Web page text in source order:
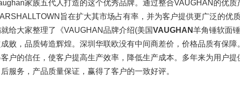
家族五代人打造的这个优秀品牌。通过整合VAUGHAN的优质
旨在扩大其市场占有率，并为客户提供更广泛的优
给大家整理了《VAUGHAN品牌介绍(美国VAUGHAN羊角锤软面
败，品质铸造辉煌。深圳华联欧没有中间商差价，价格品质有保
户的信任，使客户提高生产效率，降低生产成本。多年来为用户提
服务，产品质量保证，赢得了客户的一致好评。